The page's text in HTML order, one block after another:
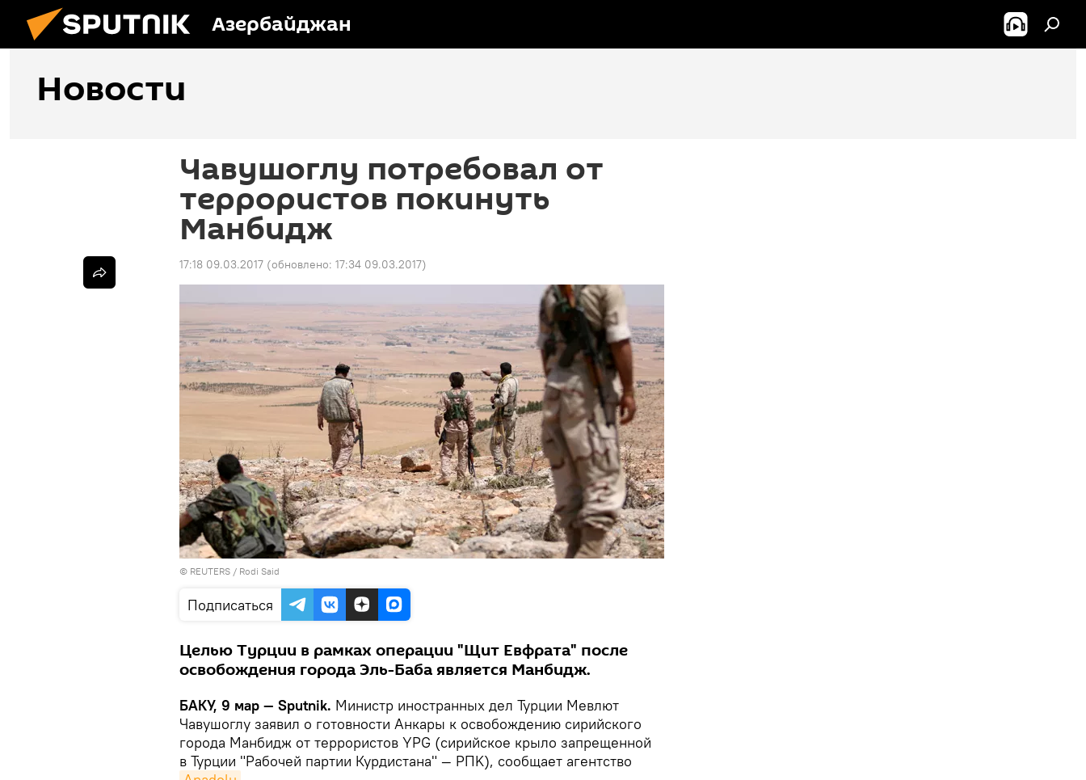
Азербайджан
Новости
Чавушоглу потребовал от
террористов покинуть
Манбидж
17:18 09.03.2017 (обновлено: 17:34 09.03.2017)
© REUTERS / Rodi Said
Подписаться
Целью Турции в рамках операции "Щит Евфрата" после
освобождения города Эль-Баба является Манбидж.
БАКУ, 9 мар — Sputnik. Министр иностранных дел Турции Мевлют
Чавушоглу заявил о готовности Анкары к освобождению сирийского
города Манбидж от террористов YPG (сирийское крыло запрещенной
в Турции "Рабочей партии Курдистана" — PПK), сообщает агентство